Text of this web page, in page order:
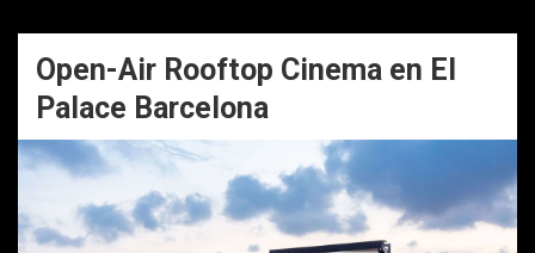
Open-Air Rooftop Cinema en El
Palace Barcelona